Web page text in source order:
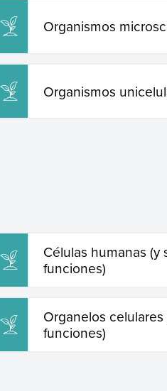
Organismos
Organismos
Células humanas (y
funciones)
Organelos celulares
funciones)